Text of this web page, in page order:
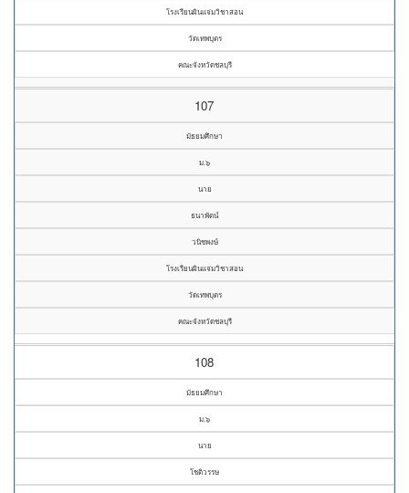
โรงเรียนผินแจ่มวิชาสอน
วัดเทพบุตร
คณะจังหวัดชลบุรี
107
มัธยมศึกษา
ม.๖
นาย
ธนาพัตน์
วนิชพงษ์
โรงเรียนผินแจ่มวิชาสอน
วัดเทพบุตร
คณะจังหวัดชลบุรี
108
มัธยมศึกษา
ม.๖
นาย
โชติวรรษ